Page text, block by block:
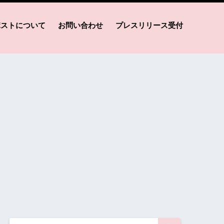
トについて お問い合わせ プレスリリース受付